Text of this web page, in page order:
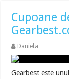
Cupoane
Daniela
Gearbest este